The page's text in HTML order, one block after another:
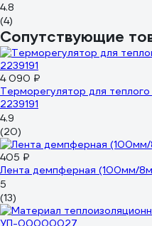
4.8
(4)
Сопутствующие
4 090 ₽
Терморегулятор для
2239191
4.9
(20)
405 ₽
Лента демпферная (100мм/
5
(13)